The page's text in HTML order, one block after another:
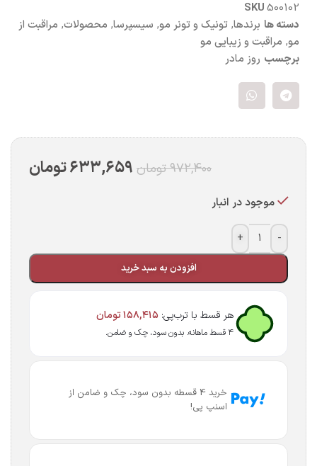
SKU500102
دسته ها برندها, تونیک و تونر مو, سیسپرسا, محصولات, مراقبت از
مو, مراقبت و زیبایی مو
برچسب روز مادر
۹۷۲,۴۰۰تومان ۶۳۳,۶۵۹تومان
موجود در انبار
-
+
افزودن به سبد خرید
هر قسط با ترب‌پی: ۱۵۸,۴۱۵تومان
۴ قسط ماهانه. بدون سود، چک و ضامن.
خرید 4 قسطه بدون سود، چک و ضامن از
اسنپ پی!